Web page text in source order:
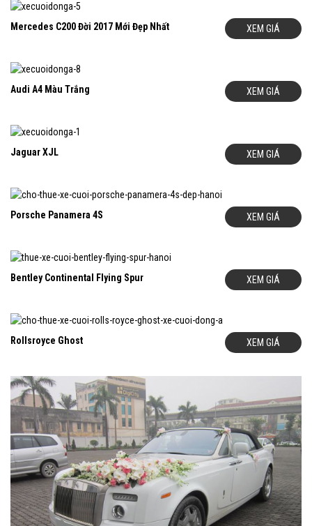
Mercedes C200 Đời 2017 Mới Đẹp Nhất XEM GIÁ
Audi A4 Màu Trắng XEM GIÁ
Jaguar XJL XEM GIÁ
Porsche Panamera 4S XEM GIÁ
Bentley Continental Flying Spur XEM GIÁ
Rollsroyce Ghost XEM GIÁ